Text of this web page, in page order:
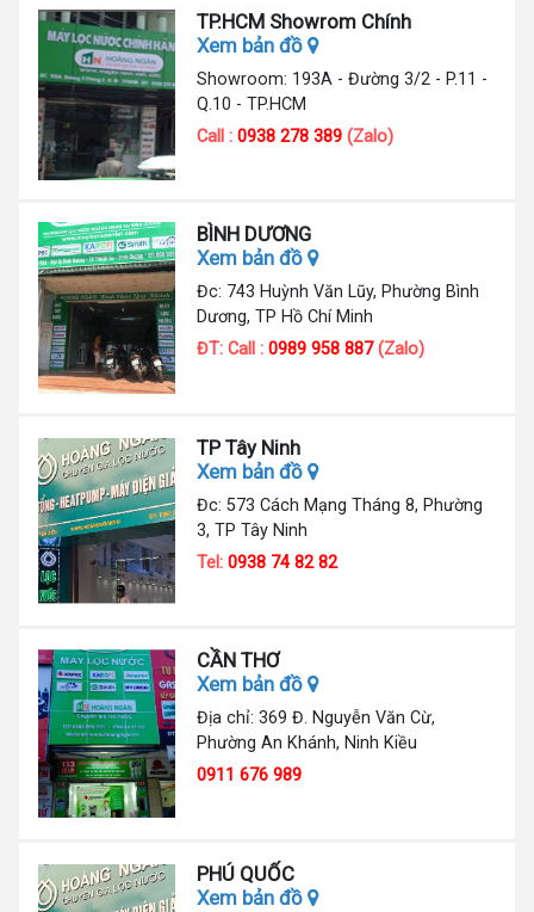
TP.HCM Showrom Chính
Xem bản đồ
Showroom: 193A - Đường 3/2 - P.11 -
Q.10 - TP.HCM
Call :0938 278 389(Zalo)
BÌNH DƯƠNG
Xem bản đồ
Đc: 743 Huỳnh Văn Lũy, Phường Bình
Dương, TP Hồ Chí Minh
ĐT: Call :0989 958 887(Zalo)
TP Tây Ninh
Xem bản đồ
Đc: 573 Cách Mạng Tháng 8, Phường
3, TP Tây Ninh
Tel:0938 74 82 82
CẦN THƠ
Xem bản đồ
Địa chỉ: 369 Đ. Nguyễn Văn Cừ,
Phường An Khánh, Ninh Kiều
0911 676 989
PHÚ QUỐC
Xem bản đồ